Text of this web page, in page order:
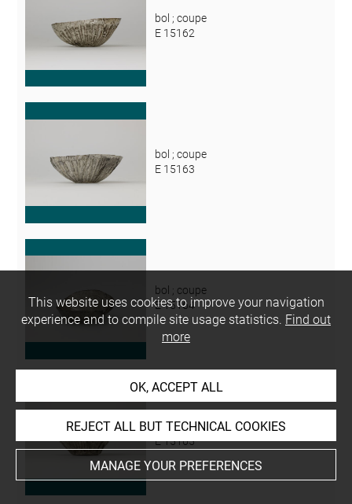
bol ; coupe
E 15162
bol ; coupe
E 15163
bol ; coupe
E 15164
bol ; coupe
E 15165
This website uses cookies to improve your navigation
experience and to compile site usage statistics. Find out
more
OK, ACCEPT ALL
REJECT ALL BUT TECHNICAL COOKIES
MANAGE YOUR PREFERENCES